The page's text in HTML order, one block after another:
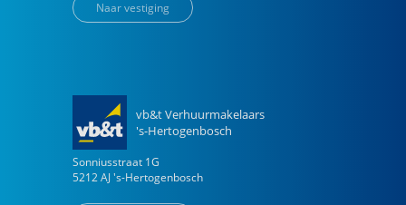
Naar vestiging
vb&t Verhuurmakelaars
's-Hertogenbosch
Sonniusstraat 1G
5212 AJ 's-Hertogenbosch